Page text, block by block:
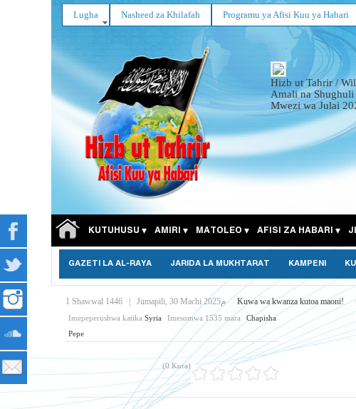
Lugha Nasheed za Khilafah Programu ya Afisi Kuu ya Habari
Hizb ut Tahrir /
Amali na Shughuli
Mwezi wa Julai
KUTUHUSU AMIRI MATOLEO AFISI ZA HABARI
GAZETI LA AL-RAYA JARIDA LA MUKHTARAT KAMPENI
1 Shawwal 1446 Jumapili, 30 Machi 2025م Kuwa wa kwanza kutoa maoni!
Imepeperushwa katika Syria Imesomwa 1535 mara
Chapisha
Pepe
(0 Kura)